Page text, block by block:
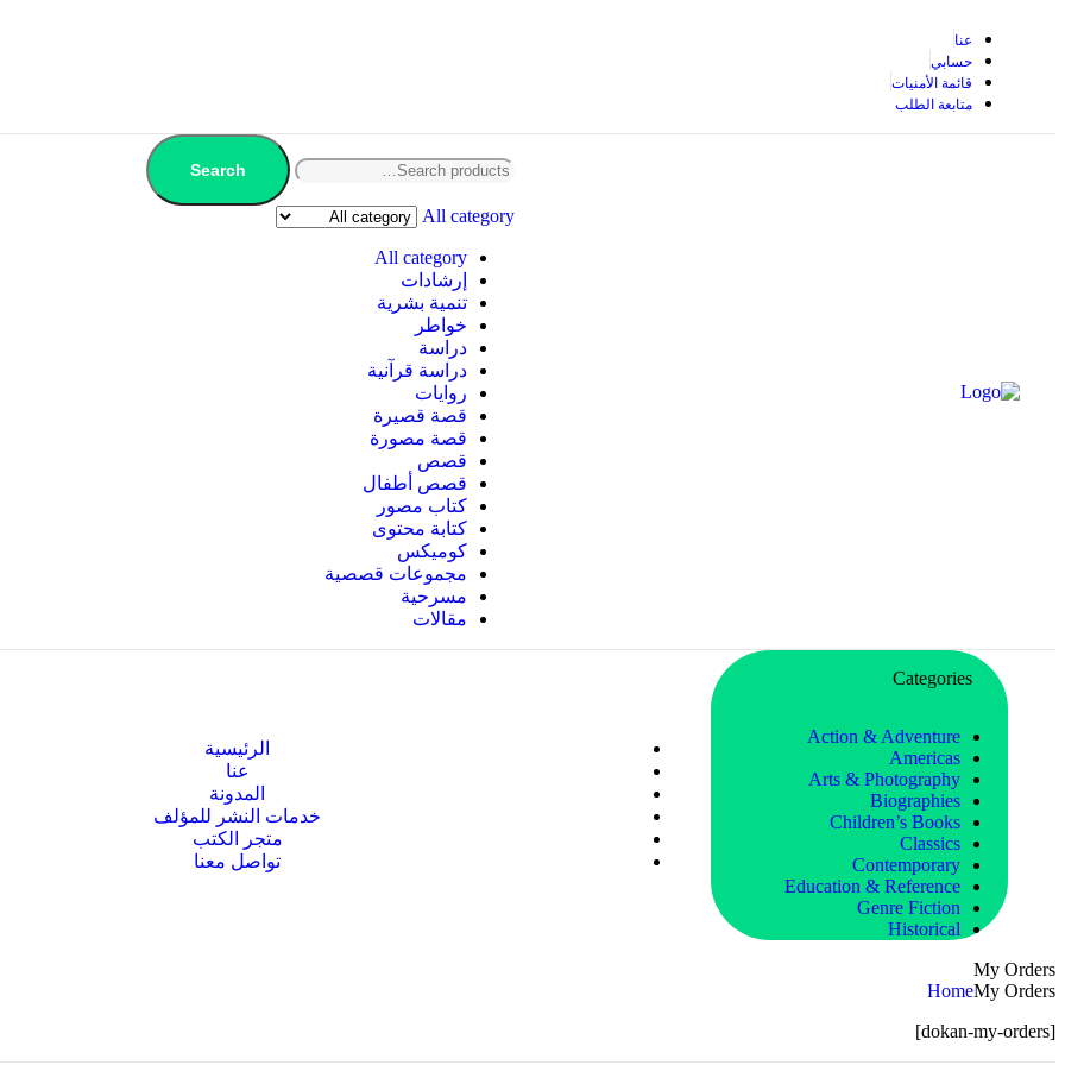
عنا
حسابي
قائمة الأمنيات
متابعة الطلب
Search
All category
All category
إرشادات
تنمية بشرية
خواطر
دراسة
دراسة قرآنية
روايات
قصة قصيرة
قصة مصورة
قصص
قصص أطفال
كتاب مصور
كتابة محتوى
كوميكس
مجموعات قصصية
مسرحية
مقالات
Categories
Action & Adventure
Americas
Arts & Photography
Biographies
Children’s Books
Classics
Contemporary
Education & Reference
Genre Fiction
Historical
الرئيسية
عنا
المدونة
خدمات النشر للمؤلف
متجر الكتب
تواصل معنا
My Orders
HomeMy Orders
[dokan-my-orders]